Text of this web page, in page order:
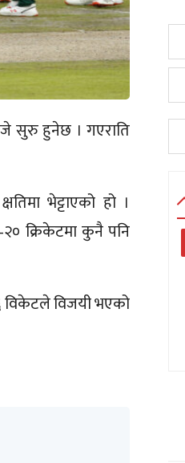
सुरु हुनेछ । गएराति
भेट्टाएको हो ।
क्रिकेटमा कुनै पनि
विजयी भएको